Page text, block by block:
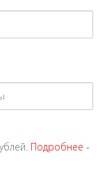
Подробнее -